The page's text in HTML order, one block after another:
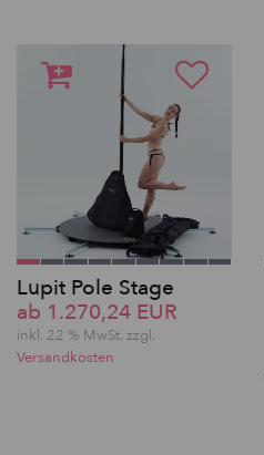
Lupit Pole Stage
ab 1.270,24 EUR
inkl. 22 % MwSt. zzgl.
Versandkosten